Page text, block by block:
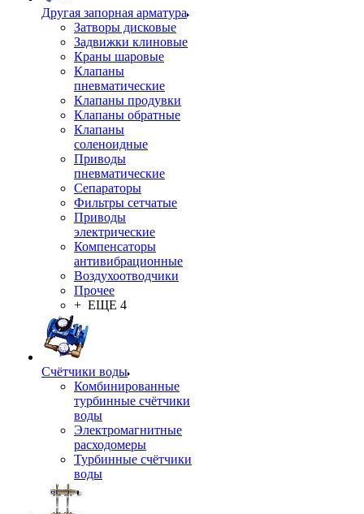
Другая запорная арматура
Затворы дисковые
Задвижки клиновые
Краны шаровые
Клапаны
пневматические
Клапаны продувки
Клапаны обратные
Клапаны
соленоидные
Приводы
пневматические
Сепараторы
Фильтры сетчатые
Приводы
электрические
Компенсаторы
антивибрационные
Воздухоотводчики
Прочее
+ ЕЩЕ 4
Счётчики воды
Комбинированные
турбинные счётчики
воды
Электромагнитные
расходомеры
Турбинные счётчики
воды